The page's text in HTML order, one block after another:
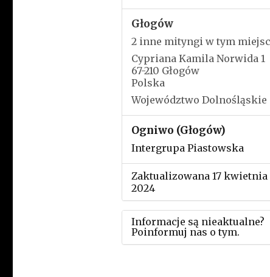
Głogów
2 inne mityngi w tym
Cypriana Kamila Norwida 1
67-210 Głogów
Polska
Województwo Dolnośląskie
Ogniwo (Głogów)
Intergrupa Piastowska
Zaktualizowana 17 kwietnia
2024
Informacje są nieaktualne?
Poinformuj nas o tym.